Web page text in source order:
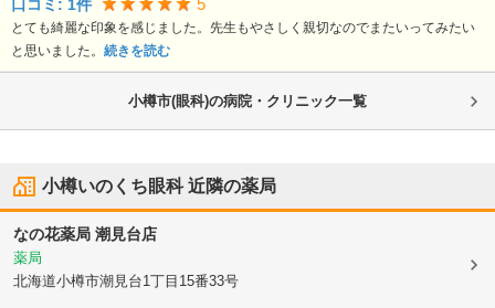
口コミ: 1件
とても綺麗な印象を感じました。先生もやさしく親切なのでまたいってみたい
と思いました。 続きを読む
小樽市(眼科)の病院・クリニック一覧
小樽いのくち眼科近隣の薬局
なの花薬局 潮見台店
薬局
北海道小樽市潮見台1丁目15番33号